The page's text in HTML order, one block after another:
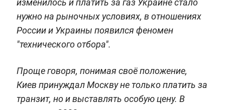
изменилось и платить за газ Украине стало
нужно на рыночных условиях, в отношениях
России и Украины появился феномен
"технического отбора".
Проще говоря, понимая своё положение,
Киев принуждал Москву не только платить за
транзит, но и выставлять особую цену. В